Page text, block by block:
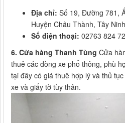
Địa chỉ: Số 19, Đường 781,
Huyện Châu Thành, Tây Ninh
Số điện thoại: 02763 824
6. Cửa hàng Thanh Tùng Cửa
thuê các dòng xe phổ thông, phù
tại đây có giá thuê hợp lý và thủ
xe và giấy tờ tùy thân.